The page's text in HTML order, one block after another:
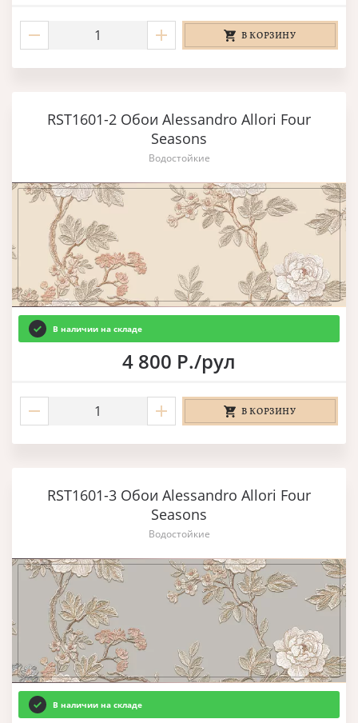
В КОРЗИНУ
RST1601-2 Обои Alessandro Allori Four
Seasons
Водостойкие
В наличии на складе
4 800 Р./рул
В КОРЗИНУ
RST1601-3 Обои Alessandro Allori Four
Seasons
Водостойкие
В наличии на складе